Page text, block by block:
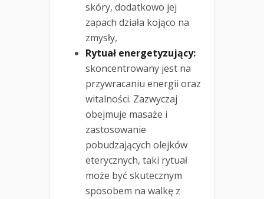
skóry, dodatkowo jej
zapach działa kojąco na
zmysły,
Rytuał energetyzujący:
skoncentrowany jest na
przywracaniu energii oraz
witalności. Zazwyczaj
obejmuje masaże i
zastosowanie
pobudzających olejków
eterycznych, taki rytuał
może być skutecznym
sposobem na walkę z